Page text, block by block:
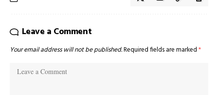
Leave a Comment
Your email address will not be published.Required fields are marked*